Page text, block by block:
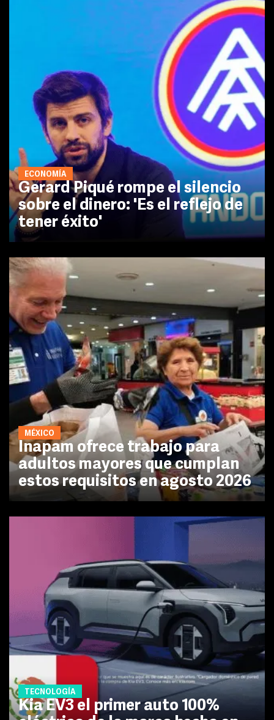
ECONOMÍA
Gerard Piqué rompe el silencio
sobre el dinero: 'Es el reflejo de
tener éxito'
MÉXICO
Inapam ofrece trabajo para
adultos mayores que cumplan
estos requisitos en agosto 2026
TECNOLOGÍA
Kia EV3 el primer auto 100%